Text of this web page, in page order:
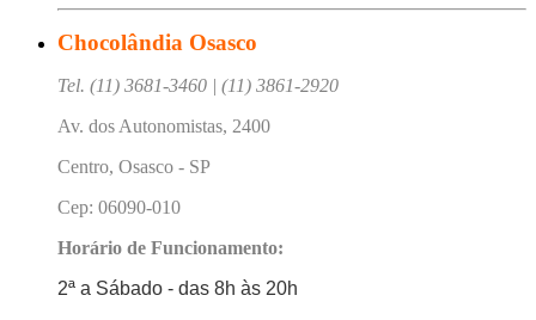
Chocolândia Osasco
Tel. (11) 3681-3460 | (11) 3861-2920
Av. dos Autonomistas, 2400
Centro, Osasco - SP
Cep: 06090-010
Horário de Funcionamento:
2ª a Sábado - das 8h às 20h